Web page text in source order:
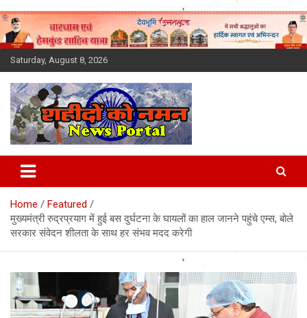
Skip
to
content
Saturday, August 8, 2026
Latest News Today, Breaking
News, Uttarakhand News in
Hindi
Home
Featured
मुख्यमंत्री रुद्रप्रयाग में हुई बस दुर्घटना के घायलों का हाल जानने पहुंचे एम्स, बोले
सरकार संवेदन शीलता के साथ हर संभव मदद करेगी